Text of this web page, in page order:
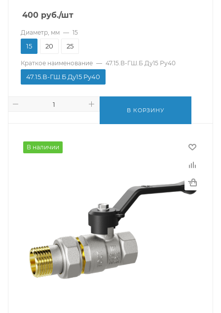
400 руб./шт
Диаметр, мм — 15
15 20 25
Краткое наименование — 47.15.В-ГШ.Б Ду15 Ру40
47.15.В-ГШ.Б Ду15 Ру40
В КОРЗИНУ
В наличии